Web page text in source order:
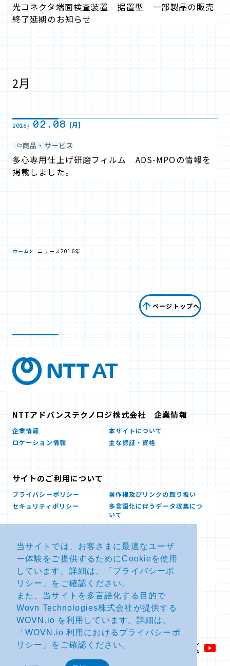
当サイトでは、お客さまに最適なユーザ
ー体験をご提供するためにCookieを使用
しています。詳細は、「 プライバシーポ
リシー 」をご確認ください。
また、当サイトを多言語化する目的で
Wovn Technologies株式会社が提供する
WOVN.io を利用しています。詳細は、
「WOVN.io 利用におけるプライバシーポ
リシー 」をご確認ください。
光コネクタ端面検査装置 据置型 一部製品の販売
終了延期のお知らせ
2月
2016/ 02.08 [月]
商品・サービス
多心専用仕上げ研磨フィルム ADS-MPOの情報を
掲載しました。
ホーム ニュース2016年
ページトップへ
NTTアドバンステクノロジ株式会社 企業情報
企業情報
本サイトについて
ロケーション情報
主な認証・資格
サイトのご利用について
プライバシーポリシー
著作権及びリンクの取り扱い
セキュリティポリシー
多言語化に伴うデータ収集につ
いて
お問い合せ
よくあるお問い合わせFAQ
SDSダウンロード
製品・サービスに関する重要な
お知らせ
その他のお問い合わせ
サイトマップ